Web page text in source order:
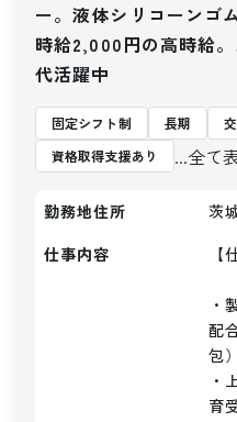
ー。液体シリコーンゴ
時給2,000円の高時給
代活躍中
固定シフト制 長期
資格取得支援あり
...全て
勤務地住所
茨
仕事内容
【
・
配
包）
・
育